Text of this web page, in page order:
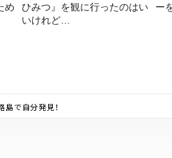
め
ひみつ』を観に行ったのはい
いけれど…
ー
島で自分発見！